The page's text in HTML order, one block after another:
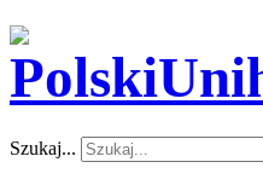
Szukaj...